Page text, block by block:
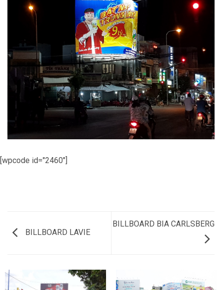
[wpcode id="2460"]
BILLBOARD LAVIE
BILLBOARD BIA CARLSBERG